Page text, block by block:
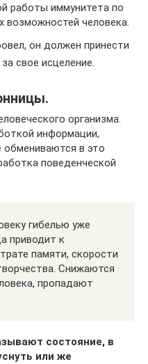
работы иммунитета по
возможностей человека.
он должен принести
свое исцеление.
организма.
информации,
обмениваются в это
поведенческой
гибелью уже
приводит к
памяти, скорости
Снижаются
пропадают
состояние, в
или же